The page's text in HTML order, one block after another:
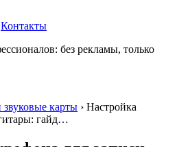
Контакты
без рекламы, только
карты › Настройка
гайд…